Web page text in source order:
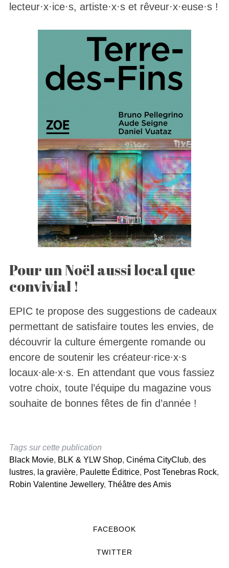
lecteur·x·ice·s, artiste·x·s et rêveur·x·euse·s !
Pour un Noël aussi local que
convivial !
EPIC te propose des suggestions de cadeaux
permettant de satisfaire toutes les envies, de
découvrir la culture émergente romande ou
encore de soutenir les créateur∙rice∙x∙s
locaux∙ale∙x∙s. En attendant que vous fassiez
votre choix, toute l’équipe du magazine vous
souhaite de bonnes fêtes de fin d’année !
Tags sur cette publication
Black Movie, BLK & YLW Shop, Cinéma CityClub, des
lustres, la gravière, Paulette Éditrice, Post Tenebras Rock,
Robin Valentine Jewellery, Théâtre des Amis
FACEBOOK
TWITTER